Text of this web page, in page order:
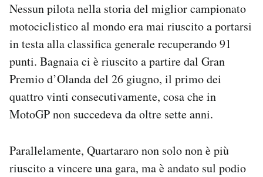
Nessun pilota nella storia del miglior campionato
motociclistico al mondo era mai riuscito a portarsi
in testa alla classifica generale recuperando 91
punti. Bagnaia ci è riuscito a partire dal Gran
Premio d’Olanda del 26 giugno, il primo dei
quattro vinti consecutivamente, cosa che in
MotoGP non succedeva da oltre sette anni.
Parallelamente, Quartararo non solo non è più
riuscito a vincere una gara, ma è andato sul podio